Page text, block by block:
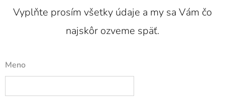
Vyplňte prosím všetky údaje a my sa Vám čo
najskôr ozveme späť.
Meno